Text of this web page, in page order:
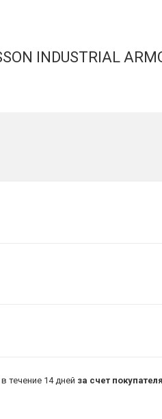
INDUSTRIAL
течение 14 дней за счет покупателя